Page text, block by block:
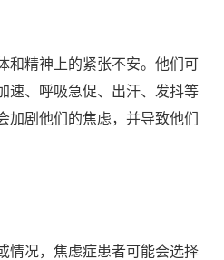
和精神上的紧张不安。他们可
速、呼吸急促、出汗、发抖等
加剧他们的焦虑，并导致他们
情况，焦虑症患者可能会选择